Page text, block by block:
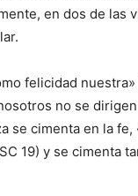
en dos de las
felicidad nuestra»
no se
se cimenta en la fe,
19) y se cimenta